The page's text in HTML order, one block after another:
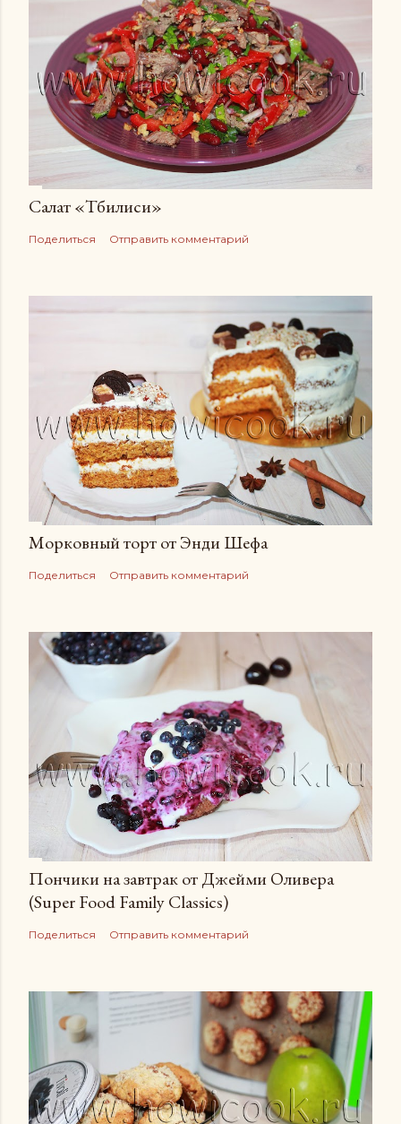
Салат «Тбилиси»
Поделиться Отправить комментарий
Морковный торт от Энди Шефа
Поделиться Отправить комментарий
Пончики на завтрак от Джейми Оливера
(Super Food Family Сlassics)
Поделиться Отправить комментарий